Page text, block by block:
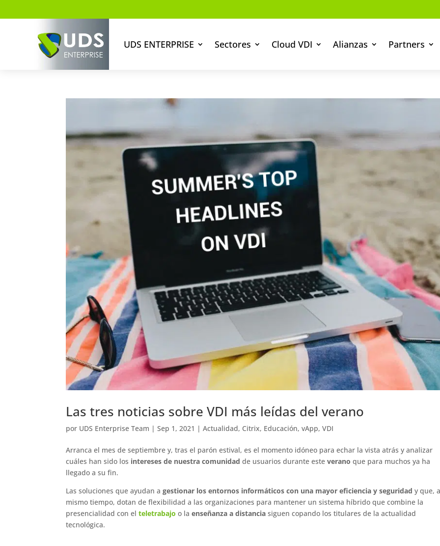
UDS ENTERPRISE Sectores Cloud VDI Alianzas Partners
Las tres noticias sobre VDI más leídas del verano
por UDS Enterprise Team |Sep 1, 2021 |Actualidad, Citrix, Educación,vApp,VDI
Arranca el mes de septiembre y, tras el parón estival, es el momento idóneo para echar la vista atrás y analizar
cuáles han sido los intereses de nuestra comunidad de usuarios durante esteverano que para muchos ya ha
llegado a su fin.
Las soluciones que ayudan agestionar los entornos informáticos con una mayor eficiencia y seguridad y que,
mismo tiempo, dotan de flexibilidad a las organizaciones para mantener un sistema híbrido que combine la
presencialidad con elteletrabajo o laenseñanza a distancia siguen copando los titulares de la actualidad
tecnológica.